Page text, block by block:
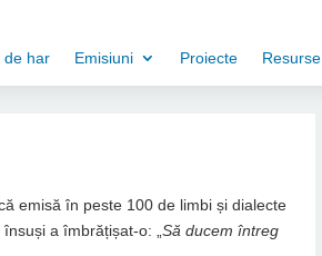
de har Emisiuni Proiecte Resurse
emisă în peste 100 de limbi și dialecte
a îmbrățișat-o: „Să ducem întreg